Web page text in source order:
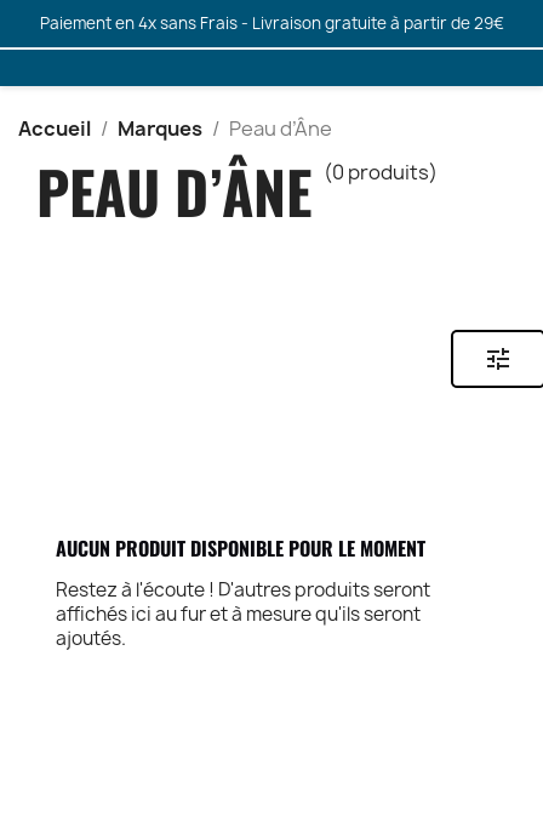
Paiement en 4x sans Frais - Livraison gratuite à partir de 29€
Accueil Marques Peau d’Âne
PEAU D’ÂNE (0 produits)
tune
AUCUN PRODUIT DISPONIBLE POUR LE MOMENT
Restez à l'écoute ! D'autres produits seront
affichés ici au fur et à mesure qu'ils seront
ajoutés.